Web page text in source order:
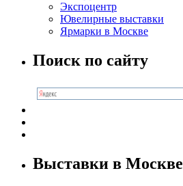
Экспоцентр
Ювелирные выставки
Ярмарки в Москве
Поиск по сайту
Выставки в Москве